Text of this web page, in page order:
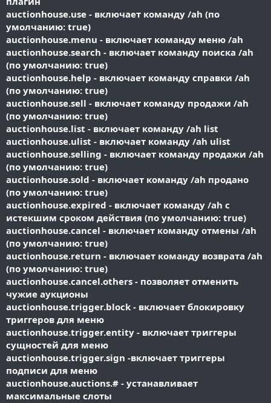
auctionhouse.use - включает команду /ah (по
умолчанию: true)
auctionhouse.menu - включает команду меню /ah
auctionhouse.search - включает команду поиска /ah
(по умолчанию: true)
auctionhouse.help - включает команду справки /ah
(по умолчанию: true)
auctionhouse.sell - включает команду продажи /ah
(по умолчанию: true)
auctionhouse.list - включает команду /ah list
auctionhouse.ulist - включает команду /ah ulist
auctionhouse.selling - включает команду продажи /ah
(по умолчанию: true)
auctionhouse.sold - включает команду /ah продано
(по умолчанию: true)
auctionhouse.expired - включает команду /ah с
истекшим сроком действия (по умолчанию: true)
auctionhouse.cancel - включает команду отмены /ah
(по умолчанию: true)
auctionhouse.return - включает команду возврата /ah
(по умолчанию: true)
auctionhouse.cancel.others - позволяет отменить
чужие аукционы
auctionhouse.trigger.block - включает блокировку
триггеров для меню
auctionhouse.trigger.entity - включает триггеры
сущностей для меню
auctionhouse.trigger.sign -включает триггеры
подписи для меню
auctionhouse.auctions.# - устанавливает
максимальные слоты